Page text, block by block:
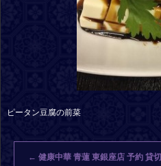
ピータン豆腐の前菜
← 健康中華 青蓮 東銀座店 予約 貸切